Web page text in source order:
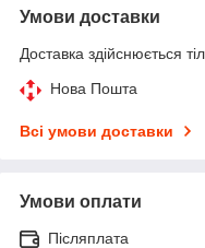
Умови доставки
Доставка здійснюється
Нова Пошта
Всі умови доставки
Умови оплати
Післяплата